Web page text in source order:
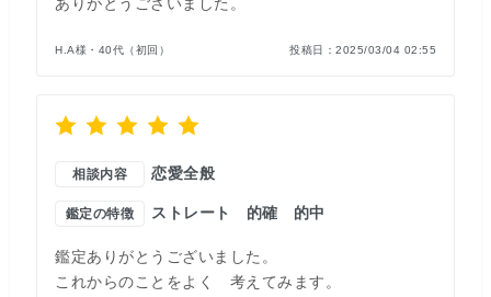
H.A様・40代（初回） 投稿日： 2025/03/04 02:55
相談内容 恋愛全般
鑑定の特徴 ストレート 的確 的中
鑑定ありがとうございました。
これからのことをよく 考えてみます。